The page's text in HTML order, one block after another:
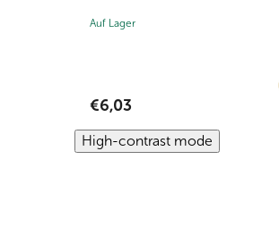
Auf Lager
€6,03
High-contrast mode